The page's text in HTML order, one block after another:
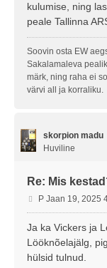
t
u
s
kulumise, ning
peale Tallinna
Soovin osta EW
Sakalamaleva
märk, ning raha ei
värvi all ja korraliku.
skorpion madu
Huviline
Re: Mis
P
o
s
t
i
t
P Jaan 19, 2025
Ja ka Vickers ja
Lööknõelajälg,
hülsid tulnud.